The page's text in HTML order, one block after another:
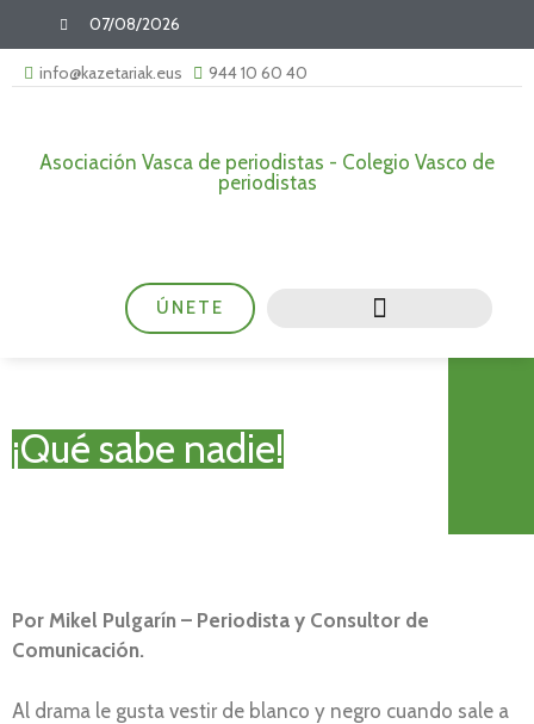
07/08/2026
info@kazetariak.eus 944 10 60 40
Asociación Vasca de periodistas - Colegio Vasco de
periodistas
ÚNETE
¡Qué sabe nadie!
Por Mikel Pulgarín – Periodista y Consultor de
Comunicación.
Al drama le gusta vestir de blanco y negro cuando sale a